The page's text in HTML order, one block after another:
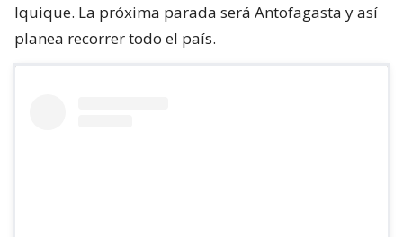
Iquique. La próxima parada será Antofagasta y así
planea recorrer todo el país.